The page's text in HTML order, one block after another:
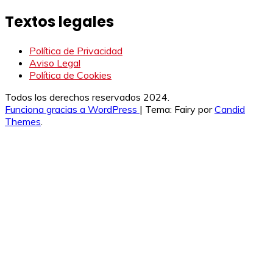
Textos legales
Política de Privacidad
Aviso Legal
Política de Cookies
Todos los derechos reservados 2024.
Funciona gracias a WordPress | Tema: Fairy porCandid
Themes.